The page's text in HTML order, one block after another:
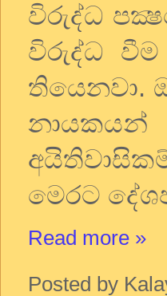
විරුද්ධ
විරුද්ධ
තියෙනවා.
මෙරට
Read more »
Posted by